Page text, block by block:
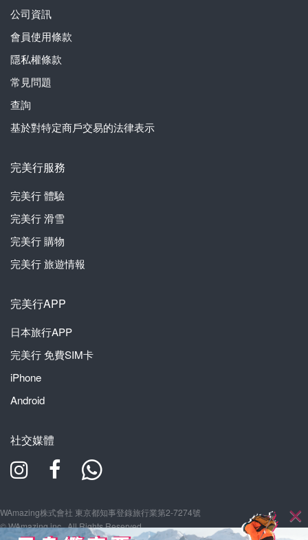
公司資訊
會員使用條款
隱私權條款
常見問題
查詢
基於對特定商戶交易的法律表示
完美行服務
完美行體驗
完美行滑雪
完美行購物
完美行旅遊情報
完美行APP
日本旅行APP
完美行免費SIM卡
iPhone
Android
社交媒體
WAmazing株式會社 東京都知事登錄旅行業第2-7274號
© WAmazing inc., All Rights Reserved.